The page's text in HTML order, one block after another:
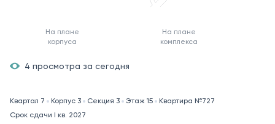
На плане
корпуса
На плане
комплекса
4 просмотра за сегодня
Квартал 7 Корпус 3 Секция 3 Этаж 15
Квартира №727
Срок сдачи I кв. 2027